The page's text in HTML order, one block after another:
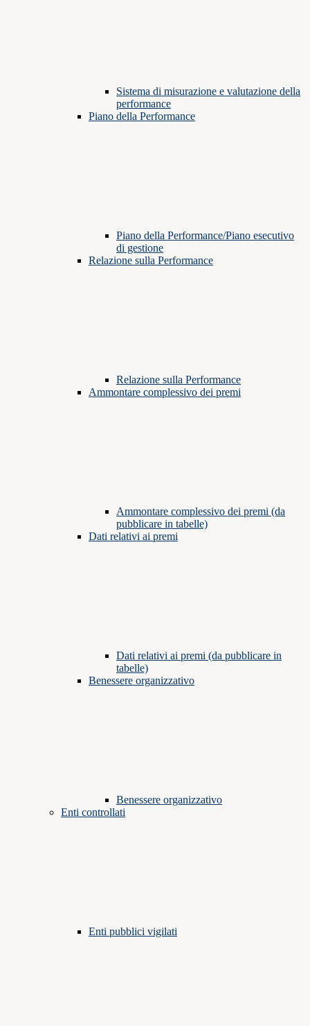
Sistema di misurazione e valutazione della
performance
Piano della Performance
Piano della Performance/Piano esecutivo
di gestione
Relazione sulla Performance
Relazione sulla Performance
Ammontare complessivo dei premi
Ammontare complessivo dei premi (da
pubblicare in tabelle)
Dati relativi ai premi
Dati relativi ai premi (da pubblicare in
tabelle)
Benessere organizzativo
Benessere organizzativo
Enti controllati
Enti pubblici vigilati